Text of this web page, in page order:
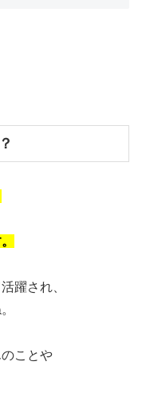
躍され、
ことや